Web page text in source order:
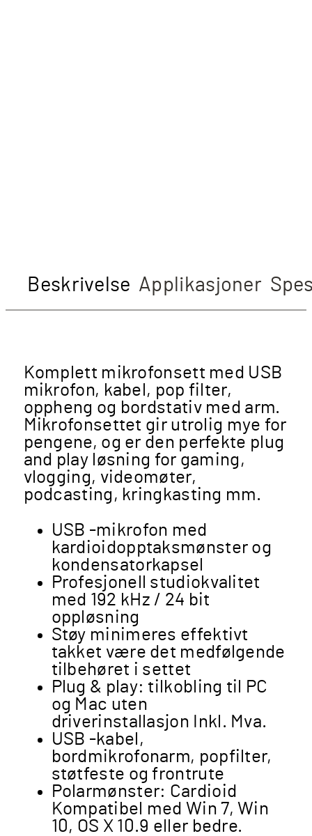
Beskrivelse Applikasjoner
Komplett mikrofonsett med USB
mikrofon, kabel, pop filter,
oppheng og bordstativ med arm.
Mikrofonsettet gir utrolig mye for
pengene, og er den perfekte plug
and play løsning for gaming,
vlogging, videomøter,
podcasting, kringkasting mm.
USB -mikrofon med
kardioidopptaksmønster og
kondensatorkapsel
Profesjonell studiokvalitet
med 192 kHz / 24 bit
oppløsning
Støy minimeres effektivt
takket være det medfølgende
tilbehøret i settet
Plug & play: tilkobling til PC
og Mac uten
driverinstallasjon
Inkl. Mva.
USB -kabel,
bordmikrofonarm, popfilter,
støtfeste og frontrute
Polarmønster: Cardioid
Kompatibel med Win 7, Win
10, OS X 10.9 eller bedre.